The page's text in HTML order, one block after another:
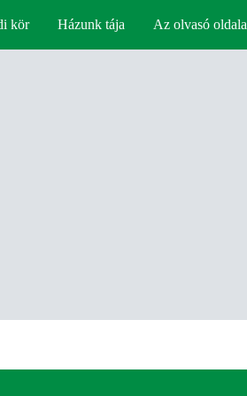
kör Házunk tája Az olvasó oldala